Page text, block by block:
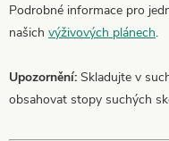
Podrobné informace pro
našich výživových plánech.
Upozornění: Skladujte v
obsahovat stopy suchých